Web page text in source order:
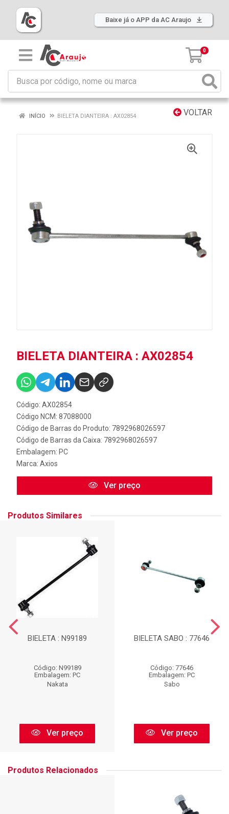
Baixe já o APP da AC Araujo
0
VOLTAR
INÍCIO BIELETA DIANTEIRA : AX02854
BIELETA DIANTEIRA : AX02854
Código: AX02854
Código NCM: 87088000
Código de Barras do Produto: 7892968026597
Código de Barras da Caixa: 7892968026597
Embalagem: PC
Marca: Axios
Ver preço
Produtos Similares
BIELETA : N99189
Código: N99189
Embalagem: PC
Nakata
Ver preço
BIELETA SABO : 77646
Código: 77646
Embalagem: PC
Sabo
Ver preço
Produtos Relacionados